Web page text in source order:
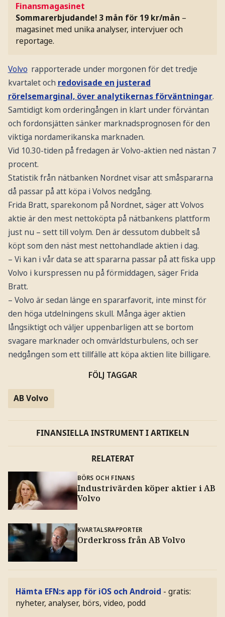
Finansmagasinet
Sommarerbjudande! 3 mån för 19 kr/mån –
magasinet med unika analyser, intervjuer och
reportage.
Volvo rapporterade under morgonen för det tredje
kvartalet och redovisade en justerad
rörelsemarginal, över analytikernas förväntningar.
Samtidigt kom orderingången in klart under förväntan
och fordonsjätten sänker marknadsprognosen för den
viktiga nordamerikanska marknaden.
Vid 10.30-tiden på fredagen är Volvo-aktien ned nästan 7
procent.
Statistik från nätbanken Nordnet visar att småspararna
då passar på att köpa i Volvos nedgång.
Frida Bratt, sparekonom på Nordnet, säger att Volvos
aktie är den mest nettoköpta på nätbankens plattform
just nu – sett till volym. Den är dessutom dubbelt så
köpt som den näst mest nettohandlade aktien i dag.
– Vi kan i vår data se att spararna passar på att fiska upp
Volvo i kurspressen nu på förmiddagen, säger Frida
Bratt.
– Volvo är sedan länge en spararfavorit, inte minst för
den höga utdelningens skull. Många äger aktien
långsiktigt och väljer uppenbarligen att se bortom
svagare marknader och omvärldsturbulens, och ser
nedgången som ett tillfälle att köpa aktien lite billigare.
FÖLJ TAGGAR
AB Volvo
FINANSIELLA INSTRUMENT I ARTIKELN
RELATERAT
BÖRS OCH FINANS
Industrivärden köper aktier i AB
Volvo
KVARTALSRAPPORTER
Orderkross från AB Volvo
Hämta EFN:s app för iOS och Android - gratis:
nyheter, analyser, börs, video, podd